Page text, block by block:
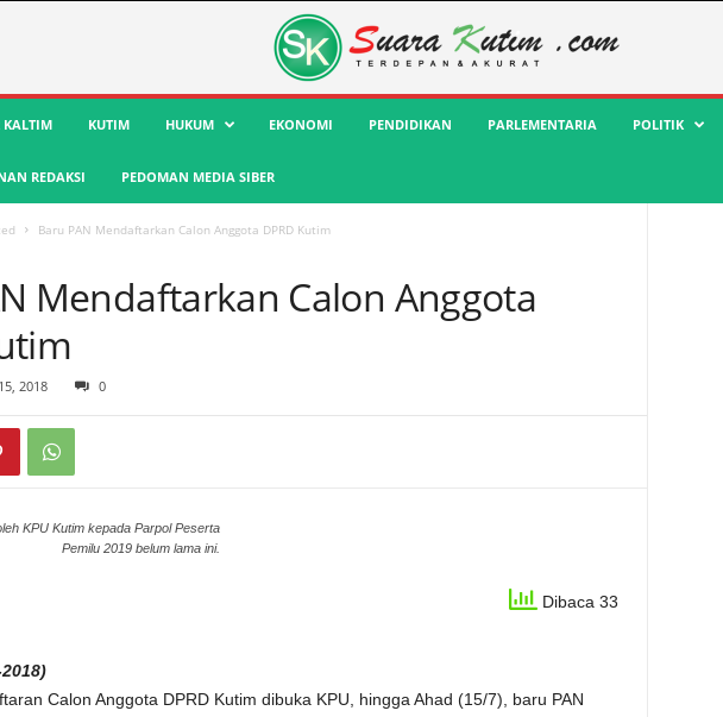
KALTIM KUTIM HUKUM EKONOMI PENDIDIKAN PARLEMENTARIA POLITIK
REDAKSI PEDOMAN MEDIA SIBER
Baru PAN Mendaftarkan Calon Anggota DPRD Kutim
Mendaftarkan Calon Anggota
2018 0
KPU Kutim kepada Parpol Peserta
Pemilu 2019 belum lama ini.
Dibaca 33
Calon Anggota DPRD Kutim dibuka KPU, hingga Ahad (15/7), baru PAN